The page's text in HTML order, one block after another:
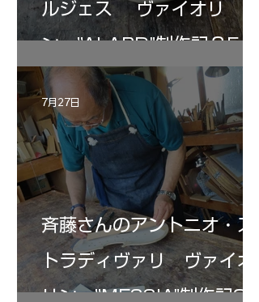
ルジェス ヴァイオリ
ン ”ALARD"制作記３5
斉藤さんのアントニオ・ス
トラディヴァリ ヴァイオ
リン ”MESSIA"制作記33
7月27日